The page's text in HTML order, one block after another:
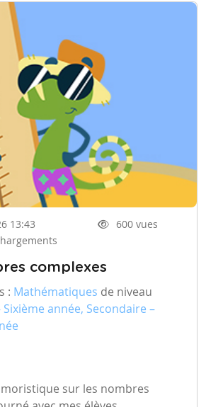
13:43
600 vues
complexes
: Mathématiques de niveau
année, Secondaire –
sur les nombres